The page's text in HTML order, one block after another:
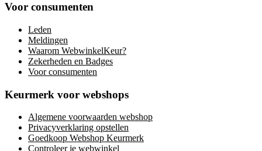
Voor consumenten
Leden
Meldingen
Waarom WebwinkelKeur?
Zekerheden en Badges
Voor consumenten
Keurmerk voor webshops
Algemene voorwaarden webshop
Privacyverklaring opstellen
Goedkoop Webshop Keurmerk
Controleer je webwinkel